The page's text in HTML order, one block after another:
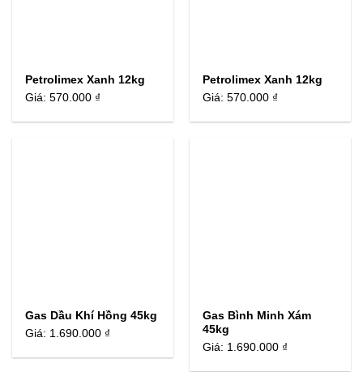
Petrolimex Xanh 12kg
Giá:570.000 ₫
Petrolimex Xanh 12kg
Giá:570.000 ₫
Gas Dầu Khí Hồng 45kg
Giá: 1.690.000 ₫
Gas Bình Minh Xám
45kg
Giá: 1.690.000 ₫